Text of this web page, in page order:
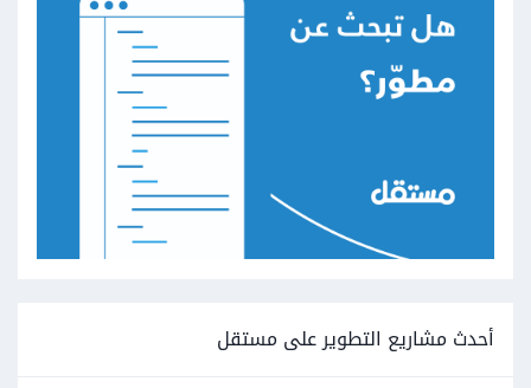
أحدث مشاريع التطوير على مستقل